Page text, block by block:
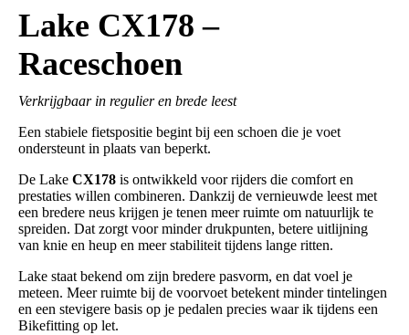
Lake CX178 –
Raceschoen
Verkrijgbaar in regulier en brede leest
Een stabiele fietspositie begint bij een schoen die je voet
ondersteunt in plaats van beperkt.
De Lake CX178 is ontwikkeld voor rijders die comfort en
prestaties willen combineren. Dankzij de vernieuwde leest met
een bredere neus krijgen je tenen meer ruimte om natuurlijk te
spreiden. Dat zorgt voor minder drukpunten, betere uitlijning
van knie en heup en meer stabiliteit tijdens lange ritten.
Lake staat bekend om zijn bredere pasvorm, en dat voel je
meteen. Meer ruimte bij de voorvoet betekent minder tintelingen
en een stevigere basis op je pedalen precies waar ik tijdens een
Bikefitting op let.